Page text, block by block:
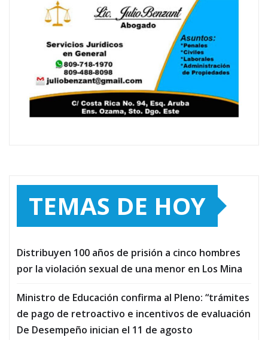
TEMAS DE HOY
Distribuyen 100 años de prisión a cinco hombres
por la violación sexual de una menor en Los Mina
Ministro de Educación confirma al Pleno: “trámites
de pago de retroactivo e incentivos de evaluación
De Desempeño inician el 11 de agosto